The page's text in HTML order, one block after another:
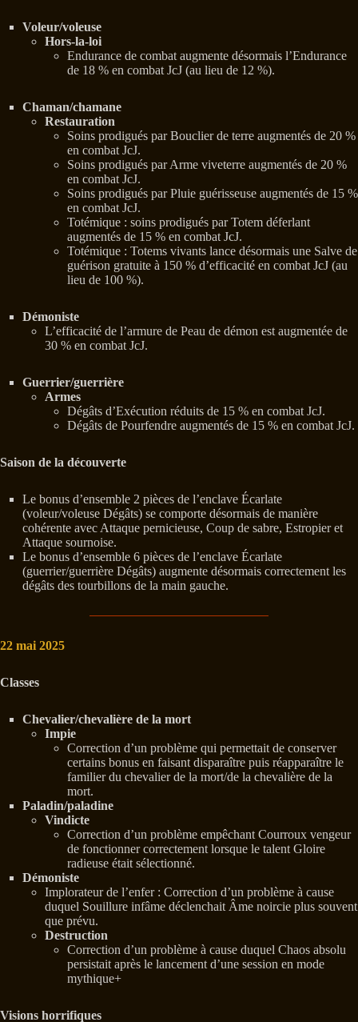
Voleur/voleuse
Hors-la-loi
Endurance de combat augmente désormais l’Endurance
de 18 % en combat JcJ (au lieu de 12 %).
Chaman/chamane
Restauration
Soins prodigués par Bouclier de terre augmentés de 20 %
en combat JcJ.
Soins prodigués par Arme viveterre augmentés de 20 %
en combat JcJ.
Soins prodigués par Pluie guérisseuse augmentés de 15 %
en combat JcJ.
Totémique : soins prodigués par Totem déferlant
augmentés de 15 % en combat JcJ.
Totémique : Totems vivants lance désormais une Salve de
guérison gratuite à 150 % d’efficacité en combat JcJ (au
lieu de 100 %).
Démoniste
L’efficacité de l’armure de Peau de démon est augmentée de
30 % en combat JcJ.
Guerrier/guerrière
Armes
Dégâts d’Exécution réduits de 15 % en combat JcJ.
Dégâts de Pourfendre augmentés de 15 % en combat JcJ.
Saison de la découverte
Le bonus d’ensemble 2 pièces de l’enclave Écarlate
(voleur/voleuse Dégâts) se comporte désormais de manière
cohérente avec Attaque pernicieuse, Coup de sabre, Estropier et
Attaque sournoise.
Le bonus d’ensemble 6 pièces de l’enclave Écarlate
(guerrier/guerrière Dégâts) augmente désormais correctement les
dégâts des tourbillons de la main gauche.
22 mai 2025
Classes
Chevalier/chevalière de la mort
Impie
Correction d’un problème qui permettait de conserver
certains bonus en faisant disparaître puis réapparaître le
familier du chevalier de la mort/de la chevalière de la
mort.
Paladin/paladine
Vindicte
Correction d’un problème empêchant Courroux vengeur
de fonctionner correctement lorsque le talent Gloire
radieuse était sélectionné.
Démoniste
Implorateur de l’enfer : Correction d’un problème à cause
duquel Souillure infâme déclenchait Âme noircie plus souvent
que prévu.
Destruction
Correction d’un problème à cause duquel Chaos absolu
persistait après le lancement d’une session en mode
mythique+
Visions horrifiques